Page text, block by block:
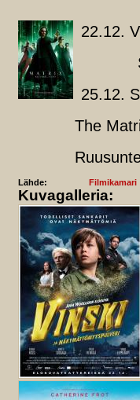
22.12.
25.12.
The Matrix
Lähde: Filmikamari
Kuvagalleria: